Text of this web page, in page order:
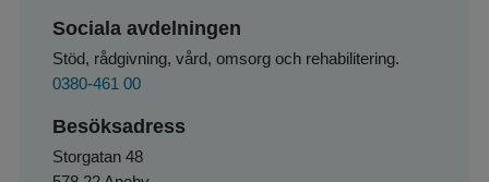
Sociala avdelningen
Stöd, rådgivning, vård, omsorg och rehabilitering.
0380-461 00
Besöksadress
Storgatan 48